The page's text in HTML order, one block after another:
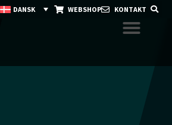
DANSK WEBSHOP KONTAKT